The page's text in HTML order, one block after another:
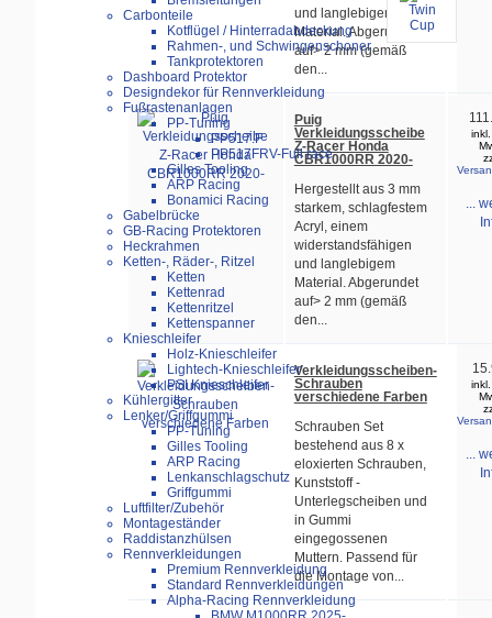
Carbonteile
Kotflügel / Hinterradabdeckung
Rahmen-, und Schwingenschoner
Tankprotektoren
Dashboard Protektor
Designdekor für Rennverkleidung
Fußrastenanlagen
PP-Tuning
PP517.F
PP517FRV-Full race
Gilles Tooling
ARP Racing
Bonamici Racing
Gabelbrücke
GB-Racing Protektoren
Heckrahmen
Ketten-, Räder-, Ritzel
Ketten
Kettenrad
Kettenritzel
Kettenspanner
Knieschleifer
Holz-Knieschleifer
Lightech-Knieschleifer
PSI Knieschleifer
Kühlergitter
Lenker/Griffgummi
PP-Tuning
Gilles Tooling
ARP Racing
Lenkanschlagschutz
Griffgummi
Luftfilter/Zubehör
Montageständer
Raddistanzhülsen
Rennverkleidungen
Premium Rennverkleidung
Standard Rennverkleidungen
Alpha-Racing Rennverkleidung
und langlebigem
Material. Abgerundet
auf> 2 mm (gemäß
den...
Puig
Verkleidungsscheibe
Z-Racer Honda
CBR1000RR 2020-
Hergestellt aus 3 mm
starkem, schlagfestem
Acryl, einem
widerstandsfähigen
und langlebigem
Material. Abgerundet
auf> 2 mm (gemäß
den...
...
Verkleidungsscheiben-
Schrauben
verschiedene Farben
Schrauben Set
bestehend aus 8 x
eloxierten Schrauben,
Kunststoff -
Unterlegscheiben und
in Gummi
eingegossenen
Muttern. Passend für
die Montage von...
...